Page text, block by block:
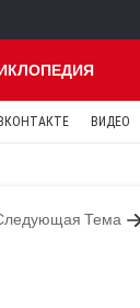
ВКОНТАКТЕ ВИДЕО
Тема